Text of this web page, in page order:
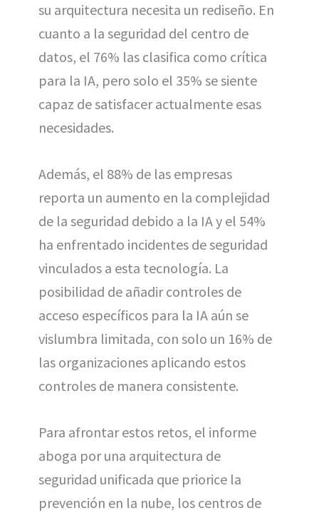
su arquitectura necesita un rediseño. En
cuanto a la seguridad del centro de
datos, el 76% las clasifica como crítica
para la IA, pero solo el 35% se siente
capaz de satisfacer actualmente esas
necesidades.
Además, el 88% de las empresas
reporta un aumento en la complejidad
de la seguridad debido a la IA y el 54%
ha enfrentado incidentes de seguridad
vinculados a esta tecnología. La
posibilidad de añadir controles de
acceso específicos para la IA aún se
vislumbra limitada, con solo un 16% de
las organizaciones aplicando estos
controles de manera consistente.
Para afrontar estos retos, el informe
aboga por una arquitectura de
seguridad unificada que priorice la
prevención en la nube, los centros de